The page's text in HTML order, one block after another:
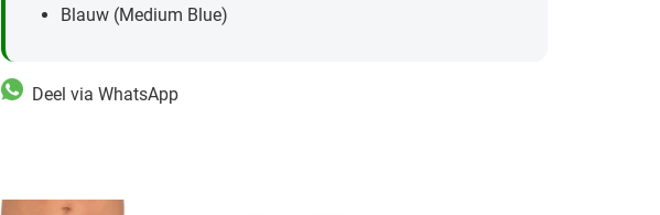
Blauw (Medium Blue)
Deel via WhatsApp